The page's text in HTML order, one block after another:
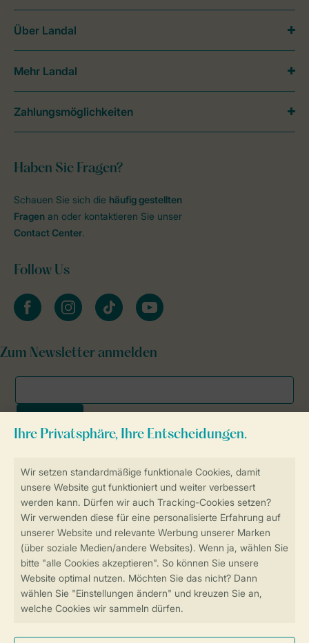
Sicherstellung Deiner Privatsphäre
Sicher und schnell zur Online-Buchung
SSL-Verschlüsselung
Sichere Datenübertragung
Sicheres Bezahlen
Haben Sie Fragen?
Schauen Sie sich die häufig gestellten
Fragen an oder kontaktieren Sie unser
Contact Center.
Follow Us
facebookinstagramtiktok youtube
Zum Newsletter anmelden
Über Landal
Mehr Landal
Zahlungsmöglichkeiten